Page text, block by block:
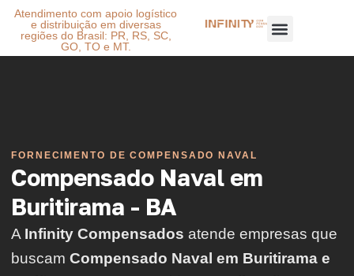
Atendimento com apoio logístico
e distribuição em diversas
regiões do Brasil: PR, RS, SC,
GO, TO e MT.
FORNECIMENTO DE COMPENSADO NAVAL
Compensado Naval em
Buritirama - BA
A Infinity Compensados atende empresas que
buscam Compensado Naval em Buritirama e